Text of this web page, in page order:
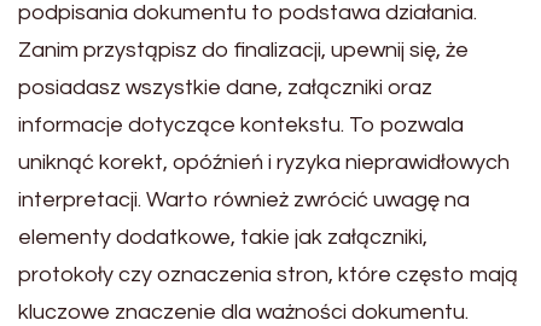
podpisania dokumentu to podstawa działania.
Zanim przystąpisz do finalizacji, upewnij się, że
posiadasz wszystkie dane, załączniki oraz
informacje dotyczące kontekstu. To pozwala
uniknąć korekt, opóźnień i ryzyka nieprawidłowych
interpretacji. Warto również zwrócić uwagę na
elementy dodatkowe, takie jak załączniki,
protokoły czy oznaczenia stron, które często mają
kluczowe znaczenie dla ważności dokumentu.